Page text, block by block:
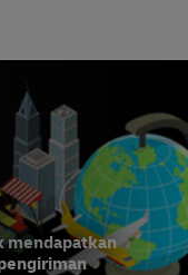
mendapatkan